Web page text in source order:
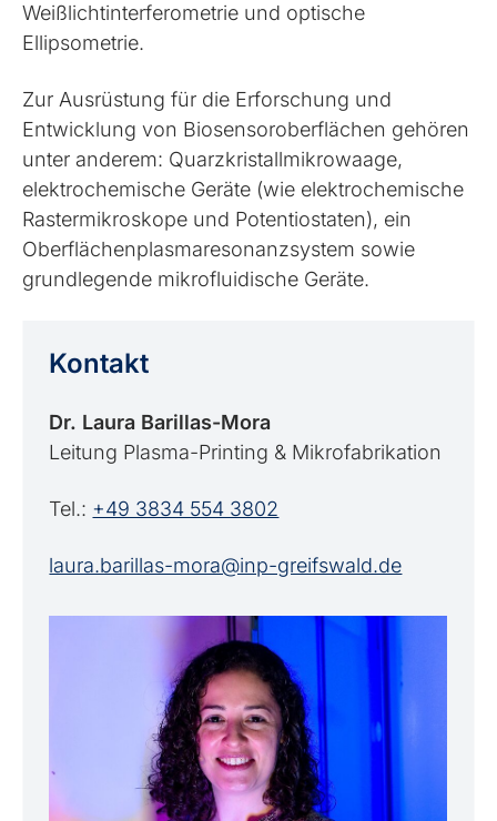
Weißlichtinterferometrie und optische
Ellipsometrie.
Zur Ausrüstung für die Erforschung und
Entwicklung von Biosensoroberflächen gehören
unter anderem: Quarzkristallmikrowaage,
elektrochemische Geräte (wie elektrochemische
Rastermikroskope und Potentiostaten), ein
Oberflächenplasmaresonanzsystem sowie
grundlegende mikrofluidische Geräte.
Kontakt
Dr. Laura Barillas-Mora
Leitung Plasma-Printing & Mikrofabrikation
Tel.: +49 3834 554 3802
laura.barillas-mora@inp-greifswald.de